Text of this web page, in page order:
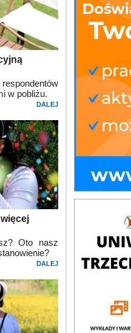
w pobliżu.
DALEJ
Oto nasz
DALEJ